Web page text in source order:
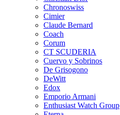
Chronoswiss
Cimier
Claude Bernard
Coach
Corum
CT SCUDERIA
Cuervo y Sobrinos
De Grisogono
DeWitt
Edox
Emporio Armani
Enthusiast Watch Group